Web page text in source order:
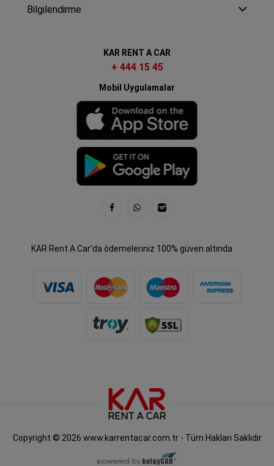
Bilgilendirme
KAR RENT A CAR
+ 444 15 45
Mobil Uygulamalar
KAR Rent A Car'da ödemeleriniz 100% güven altında
Copyright © 2026 www.karrentacar.com.tr - Tüm Hakları Saklıdır